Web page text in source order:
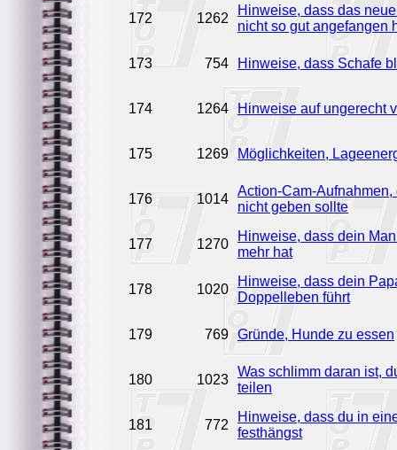
172 1262
Hinweise, dass das
nicht so gut angefangen
173 754 Hinweise, dass Schafe
174 1264 Hinweise auf ungerecht
175 1269 Möglichkeiten,
176 1014
Action-Cam-Aufnahmen,
nicht geben sollte
177 1270
Hinweise, dass dein
mehr hat
178 1020
Hinweise, dass dein
Doppelleben führt
179 769 Gründe, Hunde zu essen
180 1023
Was schlimm daran ist,
teilen
181 772
Hinweise, dass du in
festhängst